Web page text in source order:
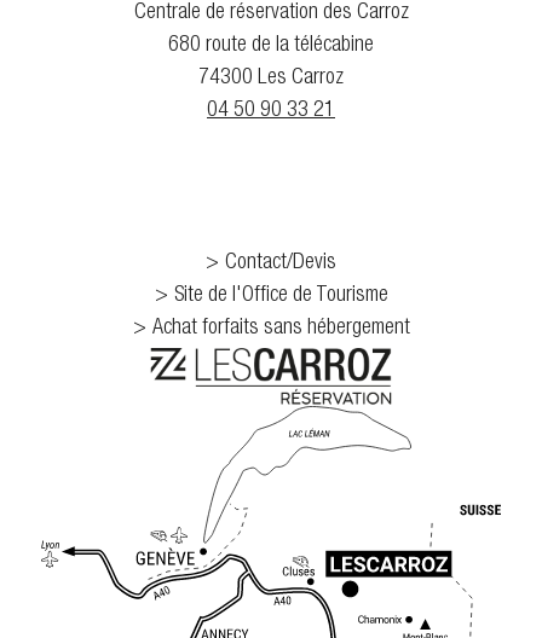
Centrale de réservation des Carroz
680 route de la télécabine
74300 Les Carroz
04 50 90 33 21
Contact/Devis
Site de l'Office de Tourisme
Achat forfaits sans hébergement